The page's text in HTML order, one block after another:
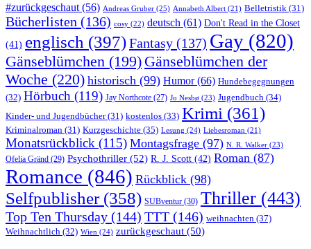
#zurückgeschaut (56) Andreas Gruber (25) Annabeth Albert (21) Belletristik (31)
Bücherlisten (136) cosy (22) deutsch (61) Don't Read in the Closet
(41) englisch (397)Fantasy (137) Gay (820)
Gänseblümchen (199) Gänseblümchen der
Woche (220) historisch (99) Humor(66) Hundebegegnungen
(32) Hörbuch (119) Jay Northcote (27) Jo Nesbø (23) Jugendbuch (34)
Kinder- und Jugendbücher(31) kostenlos (33) Krimi (361)
Kriminalroman (31) Kurzgeschichte (35) Lesung (24) Liebesroman (21)
Monatsrückblick (115) Montagsfrage (97) N. R. Walker (23)
Ofelia Gränd (29) Psychothriller (52) R. J. Scott (42) Roman (87)
Romance (846) Rückblick (98)
Selfpublisher(358) SUBventur (30) Thriller (443)
Top Ten Thursday (144) TTT (146) weihnachten (37)
Weihnachtlich (32) Wien (24) zurückgeschaut (50)